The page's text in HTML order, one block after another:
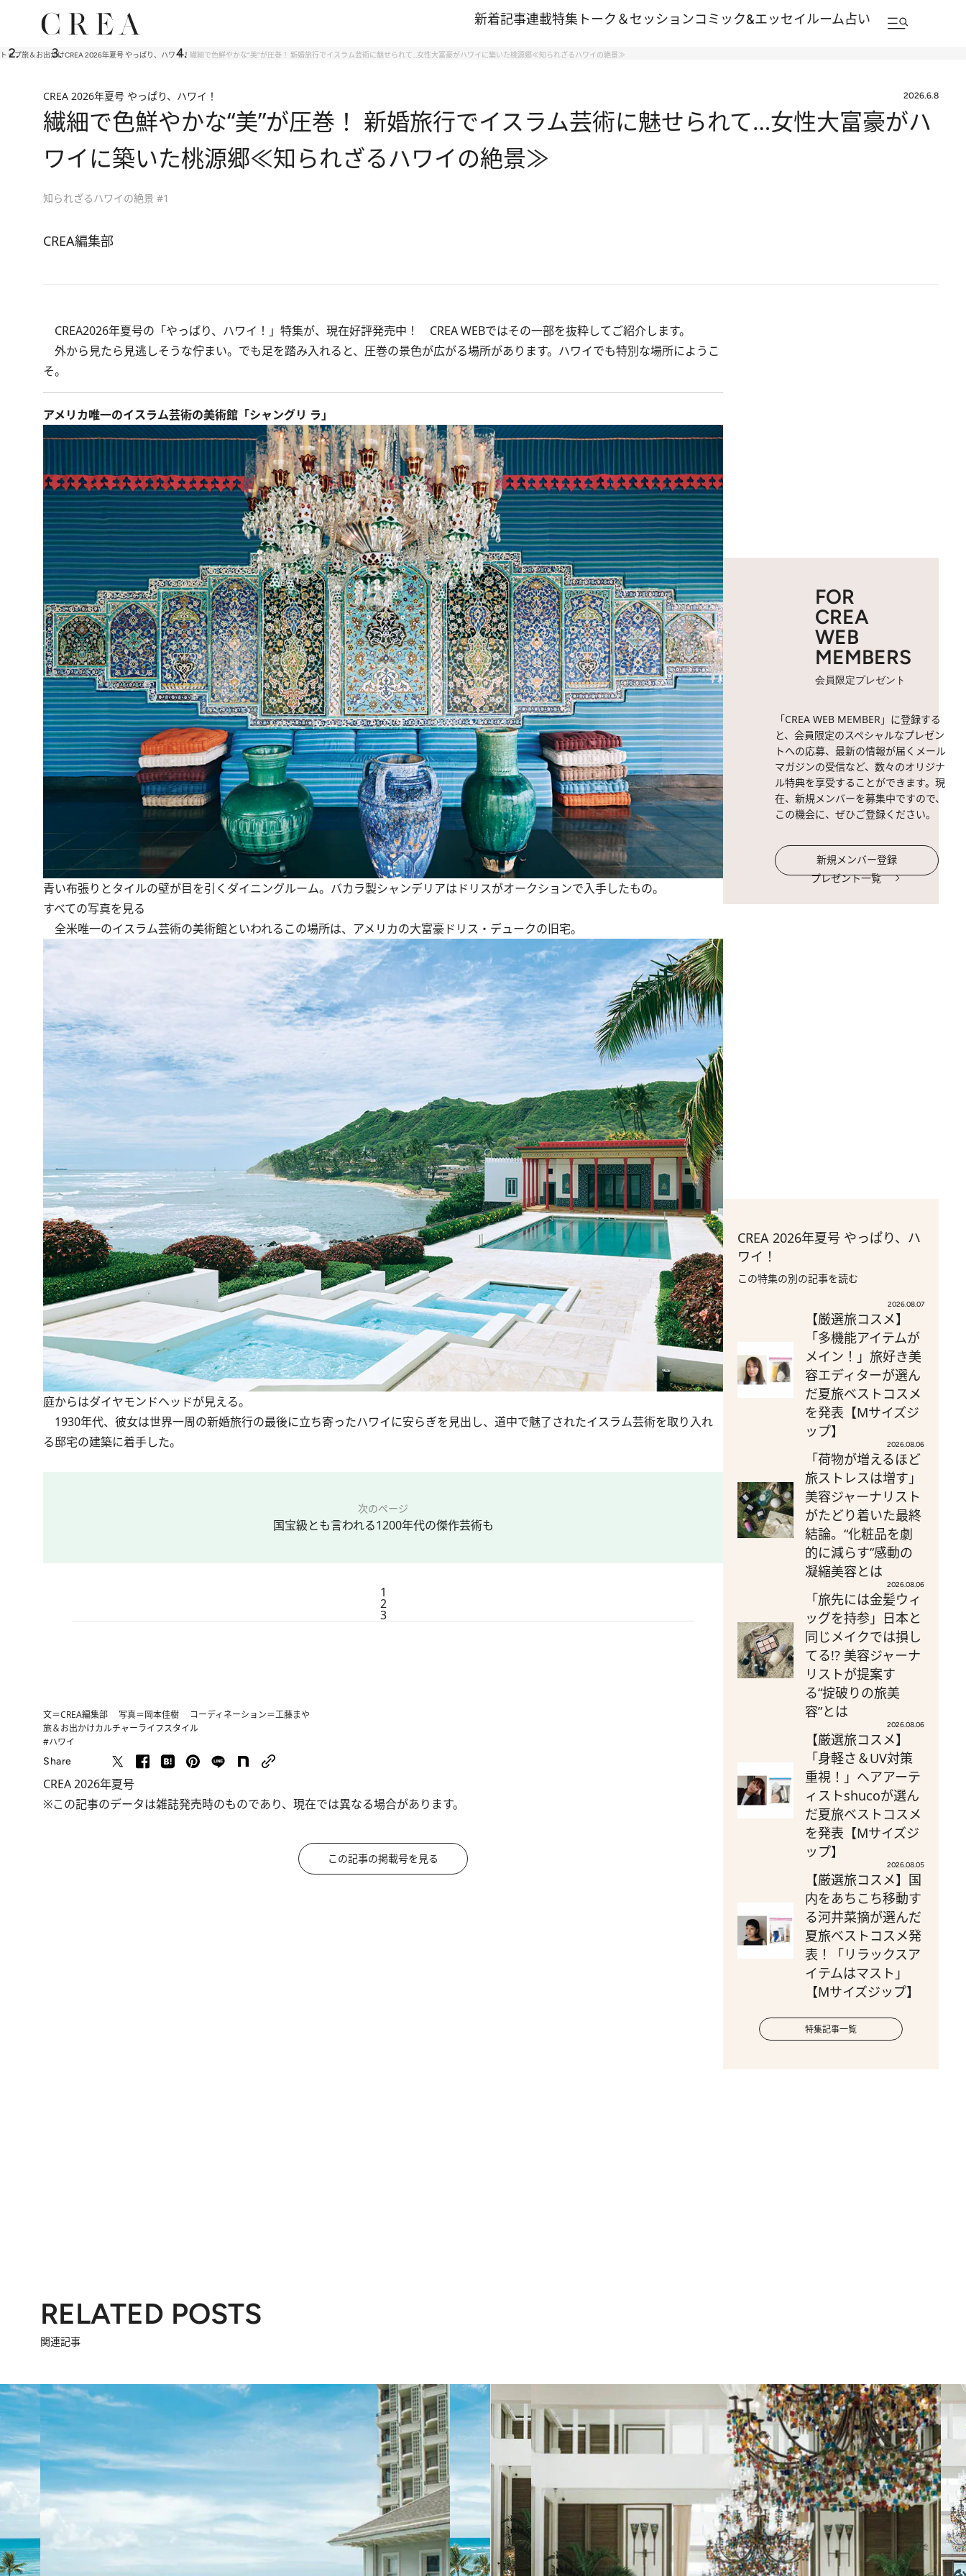
新着記事連載特集 トーク＆セッションコミック&エッセイルーム占い
トップ旅＆お出かけCREA 2026年夏号 やっぱり、ハワイ！ 繊細で色鮮やかな“美”が圧巻！ 新婚旅行でイスラム芸術に魅せられて…女性大富豪がハワイに築いた桃源郷≪知られざるハワイの絶景≫
CREA 2026年夏号 やっぱり、ハワイ！ 2026.6.8
繊細で色鮮やかな“美”が圧巻！ 新婚旅行でイスラム芸術に魅せられて…女性大富豪がハ
ワイに築いた桃源郷≪知られざるハワイの絶景≫
知られざるハワイの絶景 #1
CREA編集部
CREA2026年夏号の「やっぱり、ハワイ！」 特集が、現在好評発売中！ CREA WEBではその一部を抜粋してご紹介します。
外から見たら見逃しそうな佇まい。でも足を踏み入れると、圧巻の景色が広がる場所があります。ハワイでも特別な場所にようこ
そ。
アメリカ唯一のイスラム芸術の美術館「シャングリ ラ」
青い布張りとタイルの壁が目を引くダイニングルーム。バカラ製シャンデリアはドリスがオークションで入手したもの。
すべての写真を見る
全米唯一のイスラム芸術の美術館といわれるこの場所は、アメリカの大富豪ドリス・デュークの旧宅。
庭からはダイヤモンドヘッドが見える。
1930年代、彼女は世界一周の新婚旅行の最後に立ち寄ったハワイに安らぎを見出し、道中で魅了されたイスラム芸術を取り入れ
る邸宅の建築に着手した。
次のページ
国宝級とも言われる1200年代の傑作芸術も
1
2
3
文＝CREA編集部 写真＝岡本佳樹 コーディネーション＝工藤まや
旅＆お出かけカルチャーライフスタイル
#ハワイ
Share
CREA 2026年夏号
※この記事のデータは雑誌発売時のものであり、現在では異なる場合があります。
この記事の掲載号を見る
FOR
CREA
WEB
MEMBERS
会員限定プレゼント
「CREA WEB MEMBER」に登録する
と、会員限定のスペシャルなプレゼン
トへの応募、最新の情報が届くメール
マガジンの受信など、数々のオリジナ
ル特典を享受することができます。現
在、新規メンバーを募集中ですので、
この機会に、ぜひご登録ください。
新規メンバー登録
プレゼント一覧
CREA 2026年夏号 やっぱり、ハ
ワイ！
この特集の別の記事を読む
2026.08.07
【厳選旅コスメ】
「多機能アイテムが
メイン！」旅好き美
容エディターが選ん
だ夏旅ベストコスメ
を発表【Mサイズジ
ップ】
2026.08.06
「荷物が増えるほど
旅ストレスは増す」
美容ジャーナリスト
がたどり着いた最終
結論。“化粧品を劇
的に減らす”感動の
凝縮美容とは
2026.08.06
「旅先には金髪ウィ
ッグを持参」日本と
同じメイクでは損し
てる!? 美容ジャーナ
リストが提案す
る“掟破りの旅美
容”とは
2026.08.06
【厳選旅コスメ】
「身軽さ＆UV対策
重視！」ヘアアーテ
ィストshucoが選ん
だ夏旅ベストコスメ
を発表【Mサイズジ
ップ】
2026.08.05
【厳選旅コスメ】国
内をあちこち移動す
る河井菜摘が選んだ
夏旅ベストコスメ発
表！「リラックスア
イテムはマスト」
【Mサイズジップ】
特集記事一覧
RELATED POSTS
関連記事